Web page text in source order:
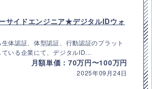
サイドエンジニア★デジタルIDウォ
体認証、体型認証、行動認証のプラット
いる企業にて、デジタルID...
月額単価：70万円〜100万円
2025年09月24日